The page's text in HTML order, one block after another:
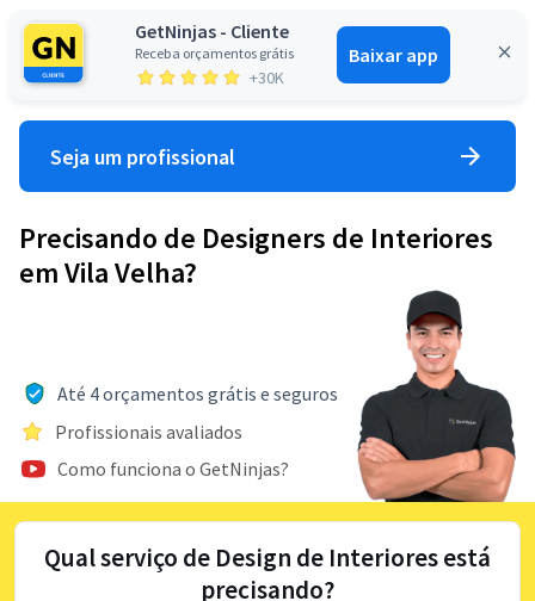
GetNinjas - Cliente
Receba orçamentos grátis
+30K
Baixar app
Entrar
Seja um profissional
Precisando de Designers de Interiores
em Vila Velha?
Até 4 orçamentos grátis e seguros
Profissionais avaliados
Como funciona o GetNinjas?
Qual serviço de Design de Interiores está
precisando?